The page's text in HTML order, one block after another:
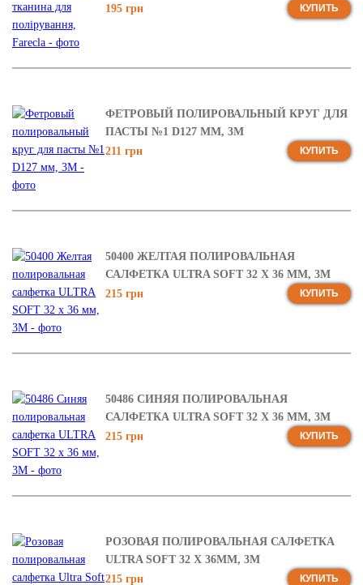
195 грн
КУПИТЬ
ФЕТРОВЫЙ ПОЛИРОВАЛЬНЫЙ КРУГ ДЛЯ
ПАСТЫ №1 D127 ММ, 3М
211 грн
КУПИТЬ
50400 ЖЕЛТАЯ ПОЛИРОВАЛЬНАЯ
САЛФЕТКА ULTRA SOFT 32 Х 36 ММ, 3М
215 грн
КУПИТЬ
50486 СИНЯЯ ПОЛИРОВАЛЬНАЯ
САЛФЕТКА ULTRA SOFT 32 Х 36 ММ, 3М
215 грн
КУПИТЬ
РОЗОВАЯ ПОЛИРОВАЛЬНАЯ САЛФЕТКА
ULTRA SOFT 32 Х 36ММ, 3М
215 грн
КУПИТЬ